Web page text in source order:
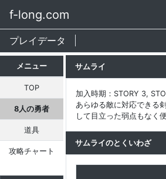
f-long.com
プレイデータ
メニュー
TOP
8人の勇者
道具
攻略チャート
サムライ
加入時期：STORY 3,
あらゆる敵に対応できる
して目立った弱点もなく
サムライのとくいわざ